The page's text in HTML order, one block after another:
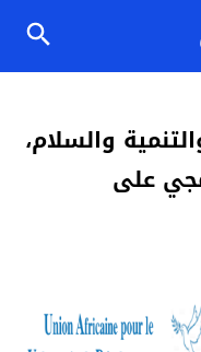
والسلام،
على